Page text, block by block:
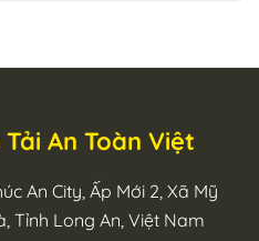
An Toàn Việt
An City, Ấp Mới 2, Xã Mỹ
Tỉnh Long An, Việt Nam